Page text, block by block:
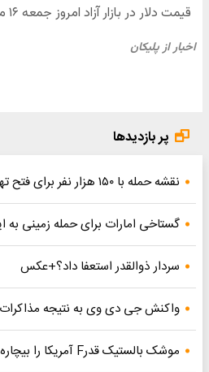
پر بازدیدها
نقشه حمله با ۱۵۰ هزار نفر برای فتح تهران
گستاخی امارات برای حمله زمینی به
سردار ذوالقدر استعفا داد؟+عکس
واکنش جی دی وی به نتیجه مذاکرات
موشک بالستیک قدرF آمریکا را بیچاره کرد